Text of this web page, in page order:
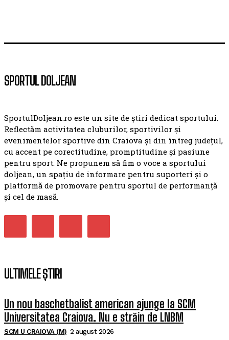
SPORTUL DOLJEAN
SportulDoljean.ro este un site de știri dedicat sportului.
Reflectăm activitatea cluburilor, sportivilor și
evenimentelor sportive din Craiova și din întreg județul,
cu accent pe corectitudine, promptitudine și pasiune
pentru sport. Ne propunem să fim o voce a sportului
doljean, un spațiu de informare pentru suporteri și o
platformă de promovare pentru sportul de performanță
și cel de masă.
ULTIMELE ȘTIRI
Un nou baschetbalist american ajunge la SCM
Universitatea Craiova. Nu e străin de LNBM
SCM U CRAIOVA (M) 2 august 2026